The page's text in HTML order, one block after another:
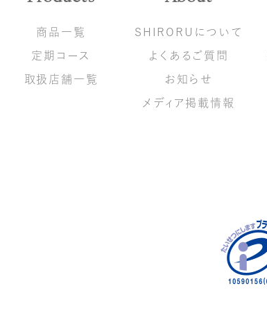
商品一覧
定期コース
取扱店舗一覧
SHIRORUについて
よくあるご質問
お知らせ
メディア掲載情報